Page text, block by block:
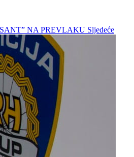
NA PREVLAKU Sljedeće